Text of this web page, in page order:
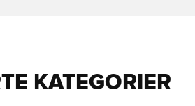
KATEGORIER